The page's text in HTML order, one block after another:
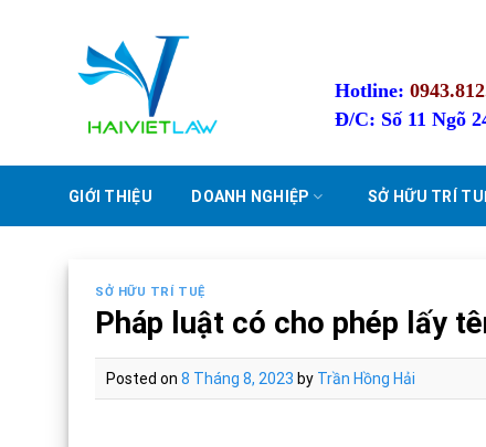
Hotline:
Đ/C: Số 11 Ngõ
GIỚI THIỆU DOANH NGHIỆP SỞ HỮU TRÍ
SỞ HỮU TRÍ TUỆ
Pháp luật có cho phép lấy
Posted on 8 Tháng 8, 2023 by Trần Hồng Hải